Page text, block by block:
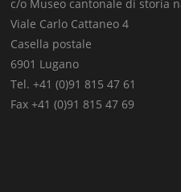
c/o Museo cantonale di storia
Viale Carlo Cattaneo 4
Casella postale
6901 Lugano
Tel. +41 (0)91 815 47 61
Fax +41 (0)91 815 47 69